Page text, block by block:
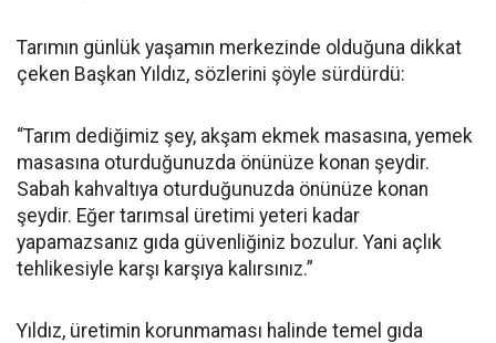
Tarımın günlük yaşamın merkezinde olduğuna dikkat
çeken Başkan Yıldız, sözlerini şöyle sürdürdü:
“Tarım dediğimiz şey, akşam ekmek masasına, yemek
masasına oturduğunuzda önünüze konan şeydir.
Sabah kahvaltıya oturduğunuzda önünüze konan
şeydir. Eğer tarımsal üretimi yeteri kadar
yapamazsanız gıda güvenliğiniz bozulur. Yani açlık
tehlikesiyle karşı karşıya kalırsınız.”
Yıldız, üretimin korunmaması halinde temel gıda